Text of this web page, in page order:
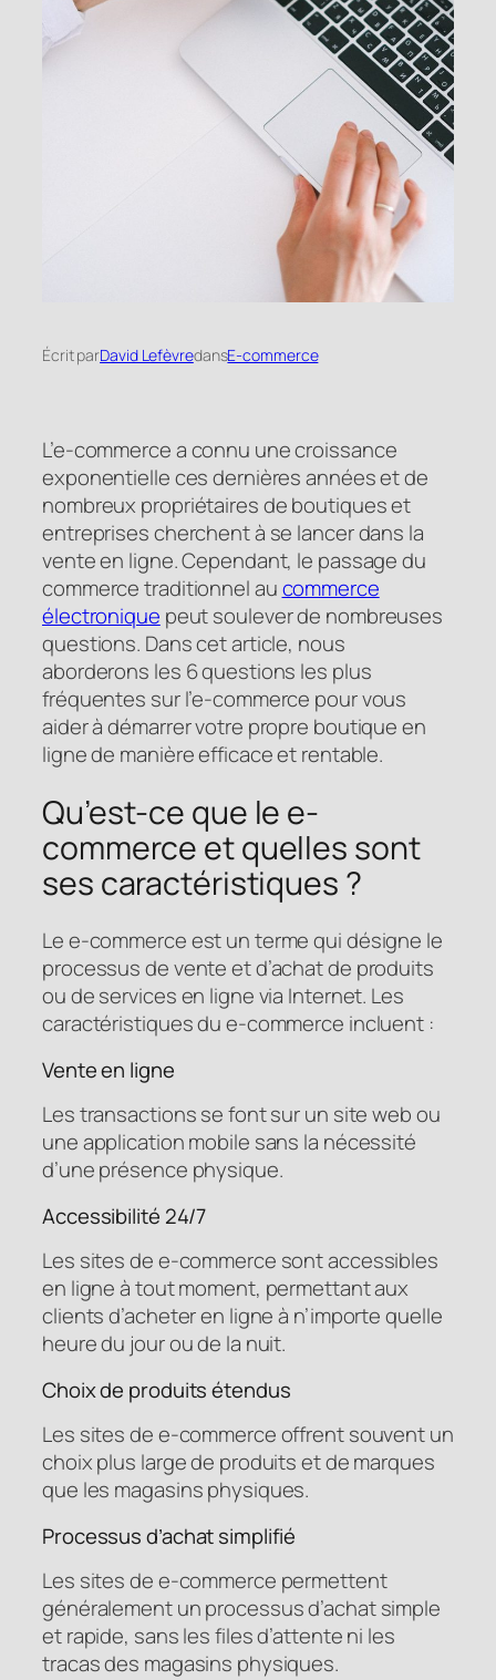
Écrit parDavid LefèvredansE-commerce
L’e-commerce a connu une croissance
exponentielle ces dernières années et de
nombreux propriétaires de boutiques et
entreprises cherchent à se lancer dans la
vente en ligne. Cependant, le passage du
commerce traditionnel aucommerce
électronique peut soulever de nombreuses
questions. Dans cet article, nous
aborderons les 6 questions les plus
fréquentes sur l’e-commerce pour vous
aider à démarrer votre propre boutique en
ligne de manière efficace et rentable.
Qu’est-ce que le e-
commerce et quelles sont
ses caractéristiques ?
Le e-commerce est un terme qui désigne le
processus de vente et d’achat de produits
ou de services en ligne via Internet. Les
caractéristiques du e-commerce incluent :
Vente en ligne
Les transactions se font sur un site web ou
une application mobile sans la nécessité
d’une présence physique.
Accessibilité 24/7
Les sites de e-commerce sont accessibles
en ligne à tout moment, permettant aux
clients d’acheter en ligne à n’importe quelle
heure du jour ou de la nuit.
Choix de produits étendus
Les sites de e-commerce offrent souvent un
choix plus large de produits et de marques
que les magasins physiques.
Processus d’achat simplifié
Les sites de e-commerce permettent
généralement un processus d’achat simple
et rapide, sans les files d’attente ni les
tracas des magasins physiques.